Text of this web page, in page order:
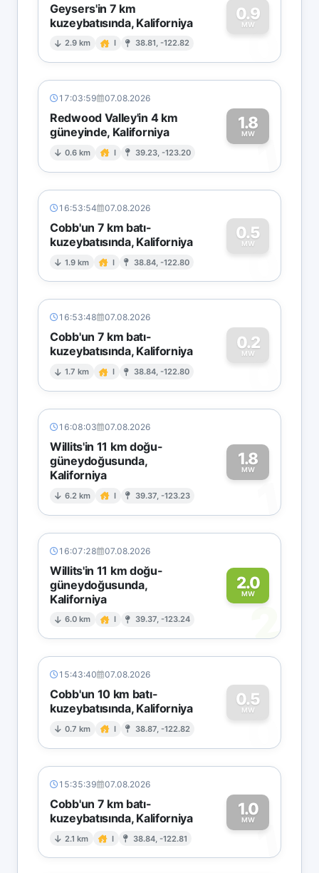
Geysers'in 7 km
kuzeybatısında, Kaliforniya
2.9 km I 38.81, -122.82
0.9
MW
0
17:03:59 07.08.2026
Redwood Valley'in 4 km
güneyinde, Kaliforniya
0.6 km I 39.23, -123.20
1.8
MW1
16:53:54 07.08.2026
Cobb'un 7 km batı-
kuzeybatısında, Kaliforniya
1.9 km I 38.84, -122.80
0.5
MW
0
16:53:48 07.08.2026
Cobb'un 7 km batı-
kuzeybatısında, Kaliforniya
1.7 km I 38.84, -122.80
0.2
MW
0
16:08:03 07.08.2026
Willits'in 11 km doğu-
güneydoğusunda,
Kaliforniya
6.2 km I 39.37, -123.23
1.8
MW
1
16:07:28 07.08.2026
Willits'in 11 km doğu-
güneydoğusunda,
Kaliforniya
6.0 km I 39.37, -123.24
2.0
MW
2
15:43:40 07.08.2026
Cobb'un 10 km batı-
kuzeybatısında, Kaliforniya
0.7 km I 38.87, -122.82
0.5
MW
0
15:35:39 07.08.2026
Cobb'un 7 km batı-
kuzeybatısında, Kaliforniya
2.1 km I 38.84, -122.81
1.0
MW1